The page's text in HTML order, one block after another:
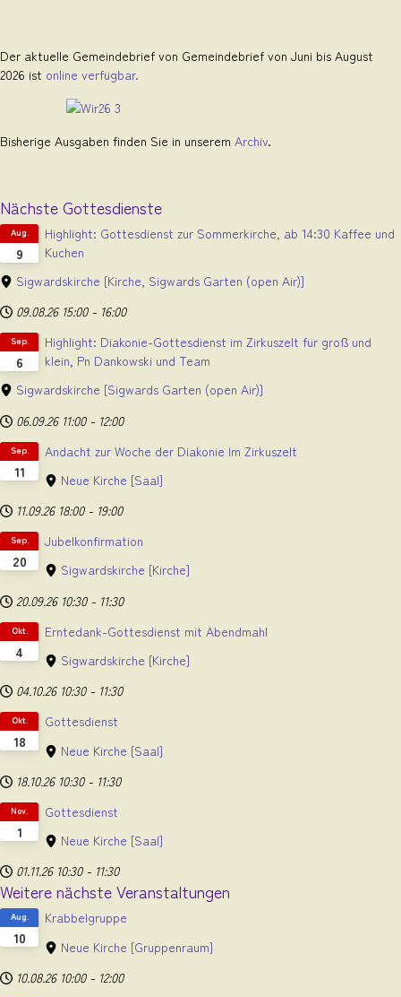
Der aktuelle Gemeindebrief von Gemeindebrief von Juni bis August
2026 ist online verfügbar.
Bisherige Ausgaben finden Sie in unserem Archiv.
Nächste Gottesdienste
9
Aug.
Highlight: Gottesdienst zur Sommerkirche, ab 14:30 Kaffee und
Kuchen
Sigwardskirche [Kirche, Sigwards Garten (open Air)]
09.08.26 15:00 - 16:00
6
Sep.
Highlight: Diakonie-Gottesdienst im Zirkuszelt für groß und
klein, Pn Dankowski und Team
Sigwardskirche [Sigwards Garten (open Air)]
06.09.26 11:00 - 12:00
11
Sep.
Andacht zur Woche der Diakonie Im Zirkuszelt
Neue Kirche [Saal]
11.09.26 18:00 - 19:00
20
Sep.
Jubelkonfirmation
Sigwardskirche [Kirche]
20.09.26 10:30 - 11:30
4
Okt.
Erntedank-Gottesdienst mit Abendmahl
Sigwardskirche [Kirche]
04.10.26 10:30 - 11:30
18
Okt.
Gottesdienst
Neue Kirche [Saal]
18.10.26 10:30 - 11:30
1
Nov.
Gottesdienst
Neue Kirche [Saal]
01.11.26 10:30 - 11:30
Weitere nächste Veranstaltungen
10
Aug.
Krabbelgruppe
Neue Kirche [Gruppenraum]
10.08.26 10:00 - 12:00